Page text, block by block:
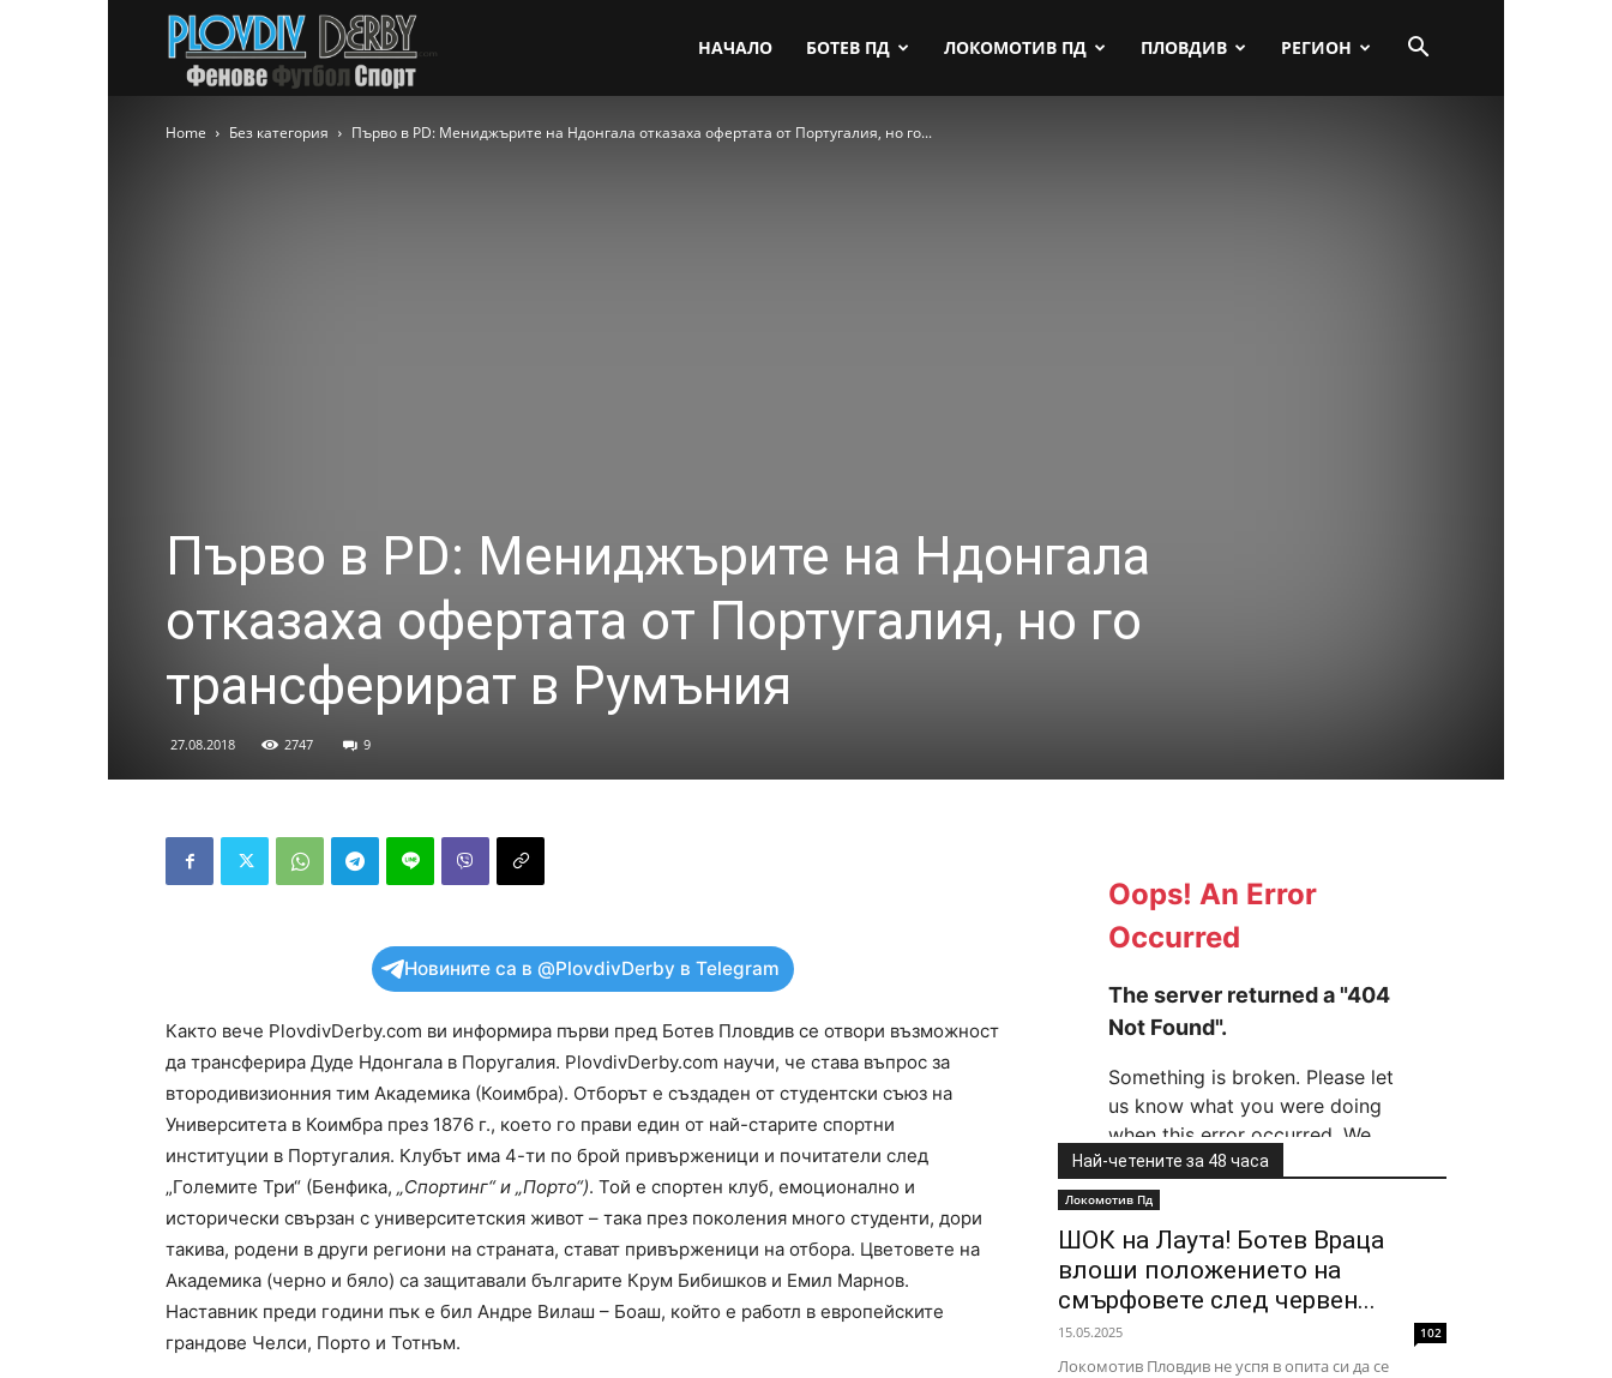
НАЧАЛО БОТЕВ ПД ЛОКОМОТИВ ПД ПЛОВДИВ РЕГИОН
Home Без категория Първо в PD: Мениджърите на Ндонгала отказаха офертата от Португалия, но го...
Първо в PD: Мениджърите на Ндонгала
отказаха офертата от Португалия, но го
трансферират в Румъния
27.08.2018 2747 9
Новините са в @PlovdivDerby в Telegram
Както вече PlovdivDerby.com ви информира първи пред Ботев Пловдив се отвори възможност
да трансферира Дуде Ндонгала в Поругалия. PlovdivDerby.com научи, че става въпрос за
втородивизионния тим Академика (Коимбра). Отборът е създаден от студентски съюз на
Университета в Коимбра през 1876 г., което го прави един от най-старите спортни
институции в Португалия. Клубът има 4-ти по брой привърженици и почитатели след
„Големите Три“ (Бенфика, „Спортинг“ и „Порто“). Той е спортен клуб, емоционално и
исторически свързан с университетския живот – така през поколения много студенти, дори
такива, родени в други региони на страната, стават привърженици на отбора. Цветовете на
Академика (черно и бяло) са защитавали българите Крум Бибишков и Емил Марнов.
Наставник преди години пък е бил Андре Вилаш – Боаш, който е работл в европейските
грандове Челси, Порто и Тотнъм.
Най-четените за 48 часа
Локомотив Пд
ШОК на Лаута! Ботев Враца
влоши положението на
смърфовете след червен...
15.05.2025 102
Локомотив Пловдив не успя в опита си да се